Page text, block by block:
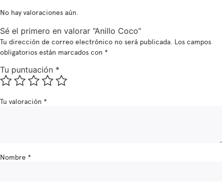
No hay valoraciones aún.
Sé el primero en valorar “Anillo Coco”
Tu dirección de correo electrónico no será publicada. Los campos
obligatorios están marcados con *
Tu puntuación *
Tu valoración *
Nombre *